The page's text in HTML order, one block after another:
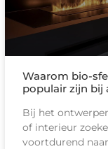
Waarom bio-
populair zijn bij
Bij het
of interieur
voortdurend